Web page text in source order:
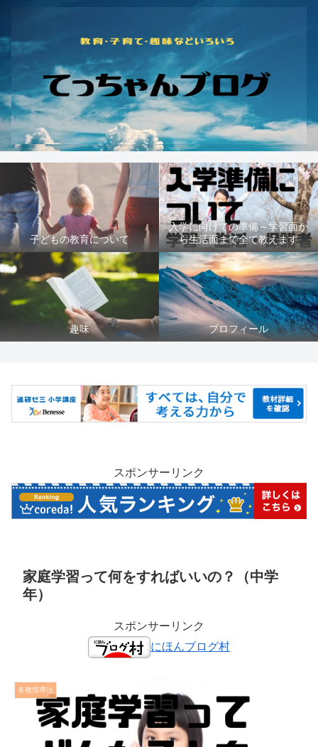
子どもの教育について
入学に向けての準備～学習面か
ら生活面まで全て教えます
趣味 プロフィール
スポンサーリンク
家庭学習って何をすればいいの？（中学
年）
スポンサーリンク
にほんブログ村
各種指導法